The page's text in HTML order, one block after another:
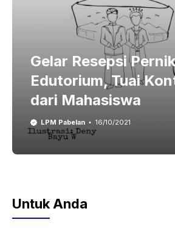
Gelar Resepsi
Edutorium, Tuai
dari Mahasiswa
LPM Pabelan 16/10/2021
Untuk Anda